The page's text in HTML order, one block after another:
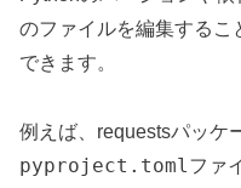
のファイルを編集するこ
できます。
例えば、requestsパッケ
pyproject.tomlファ